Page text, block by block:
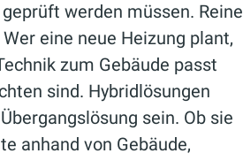
werden müssen. Reine
eine neue Heizung plant,
zum Gebäude passt
sind. Hybridlösungen
sein. Ob sie
anhand von Gebäude,